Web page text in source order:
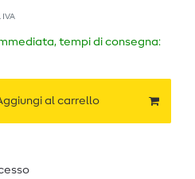
IVA
tempi di consegna:
al carrello